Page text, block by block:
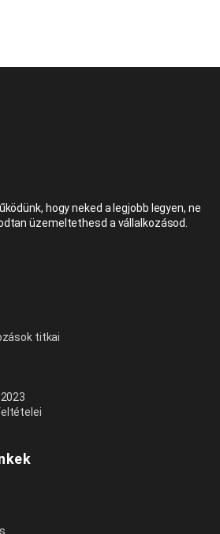
hogy neked a legjobb legyen, ne
üzemeltethesd a vállalkozásod.
titkai